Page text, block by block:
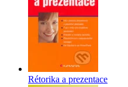
Rétorika a prezentace